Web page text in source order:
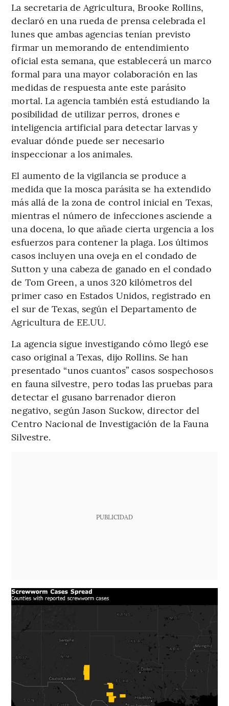
La secretaria de Agricultura, Brooke Rollins,
declaró en una rueda de prensa celebrada el
lunes que ambas agencias tenían previsto
firmar un memorando de entendimiento
oficial esta semana, que establecerá un marco
formal para una mayor colaboración en las
medidas de respuesta ante este parásito
mortal. La agencia también está estudiando la
posibilidad de utilizar perros, drones e
inteligencia artificial para detectar larvas y
evaluar dónde puede ser necesario
inspeccionar a los animales.
El aumento de la vigilancia se produce a
medida que la mosca parásita se ha extendido
más allá de la zona de control inicial en Texas,
mientras el número de infecciones asciende a
una docena, lo que añade cierta urgencia a los
esfuerzos para contener la plaga. Los últimos
casos incluyen una oveja en el condado de
Sutton y una cabeza de ganado en el condado
de Tom Green, a unos 320 kilómetros del
primer caso en Estados Unidos, registrado en
el sur de Texas, según el Departamento de
Agricultura de EE.UU.
La agencia sigue investigando cómo llegó ese
caso original a Texas, dijo Rollins. Se han
presentado “unos cuantos” casos sospechosos
en fauna silvestre, pero todas las pruebas para
detectar el gusano barrenador dieron
negativo, según Jason Suckow, director del
Centro Nacional de Investigación de la Fauna
Silvestre.
PUBLICIDAD